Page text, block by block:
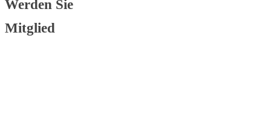
Werden Sie
Mitglied